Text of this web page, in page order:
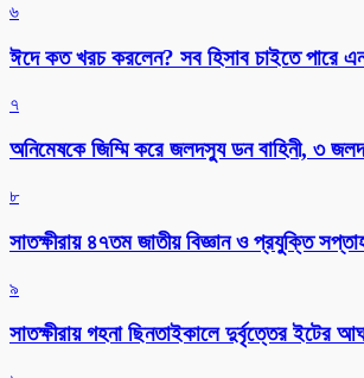
৬
ঈদে কত খরচ করলেন? সব হিসাব চাইতে পারে
৭
অনিমেষকে জিম্মি করে জলদস্যু ডন বাহিনী, ৩
৮
সাতক্ষীরায় ৪৭তম জাতীয় বিজ্ঞান ও প্রযুক্তি
৯
সাতক্ষীরায় গহনা ছিনতাইকালে দুর্বৃত্তের ইটের